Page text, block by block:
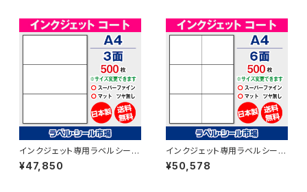
インクジェット専用ラベルシール
マットコートA4-3面 500枚 ス
ーパーファイン T1Y3iA
¥47,850
インクジェット専用ラベルシール
マットコートA4-6面 500枚 ス
ーパーファイン T2Y3iA
¥50,578